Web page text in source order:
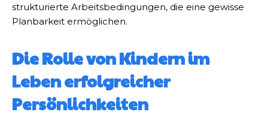
strukturierte Arbeitsbedingungen, die eine gewisse
Planbarkeit ermöglichen.
Die Rolle von Kindern im
Leben erfolgreicher
Persönlichkeiten